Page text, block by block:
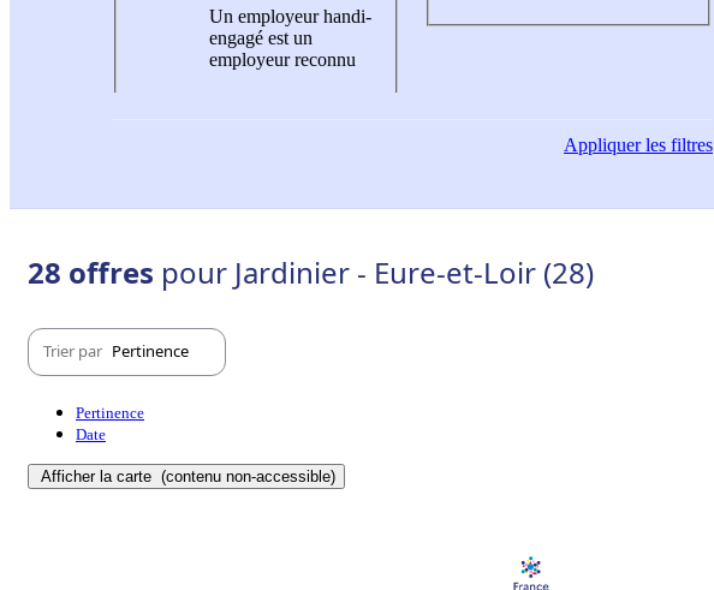
Un employeur handi-
engagé est un
employeur reconnu
Appliquerles filtres
28 offres pour Jardinier - Eure-et-Loir (28)
Trier par Pertinence
Pertinence
Date
Afficher la carte (contenu non-accessible)